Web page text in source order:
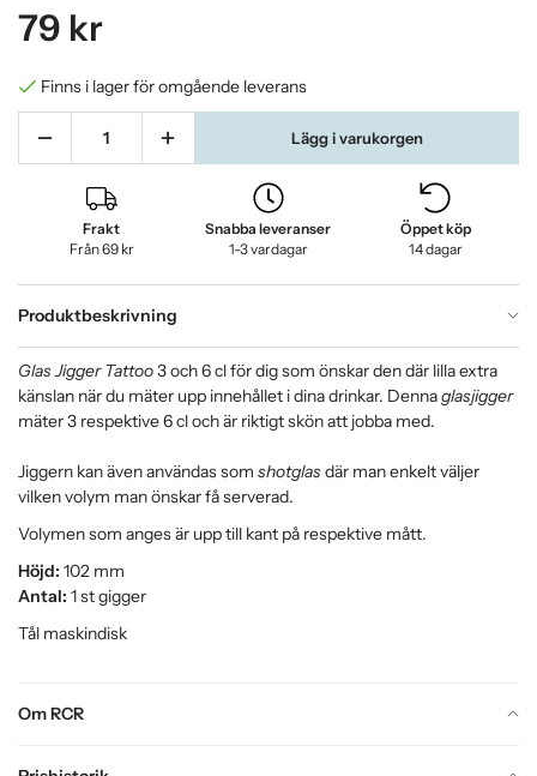
79 kr
Finns i lager för omgående leverans
Lägg i varukorgen
Frakt
Från 69 kr
Snabba leveranser
1-3 vardagar
Öppet köp
14 dagar
Produktbeskrivning
Om RCR
Glas Jigger Tattoo3 och 6 cl för dig som önskar den där lilla extra
känslan när du mäter upp innehållet i dina drinkar. Dennaglasjigger
mäter 3 respektive 6 cl och är riktigt skön att jobba med.
Jiggern kan även användas som shotglasdär man enkelt väljer
vilken volym man önskar få serverad.
Volymen som anges är upp till kant på respektive mått.
Höjd: 102 mm
Antal: 1 st gigger
Tål maskindisk